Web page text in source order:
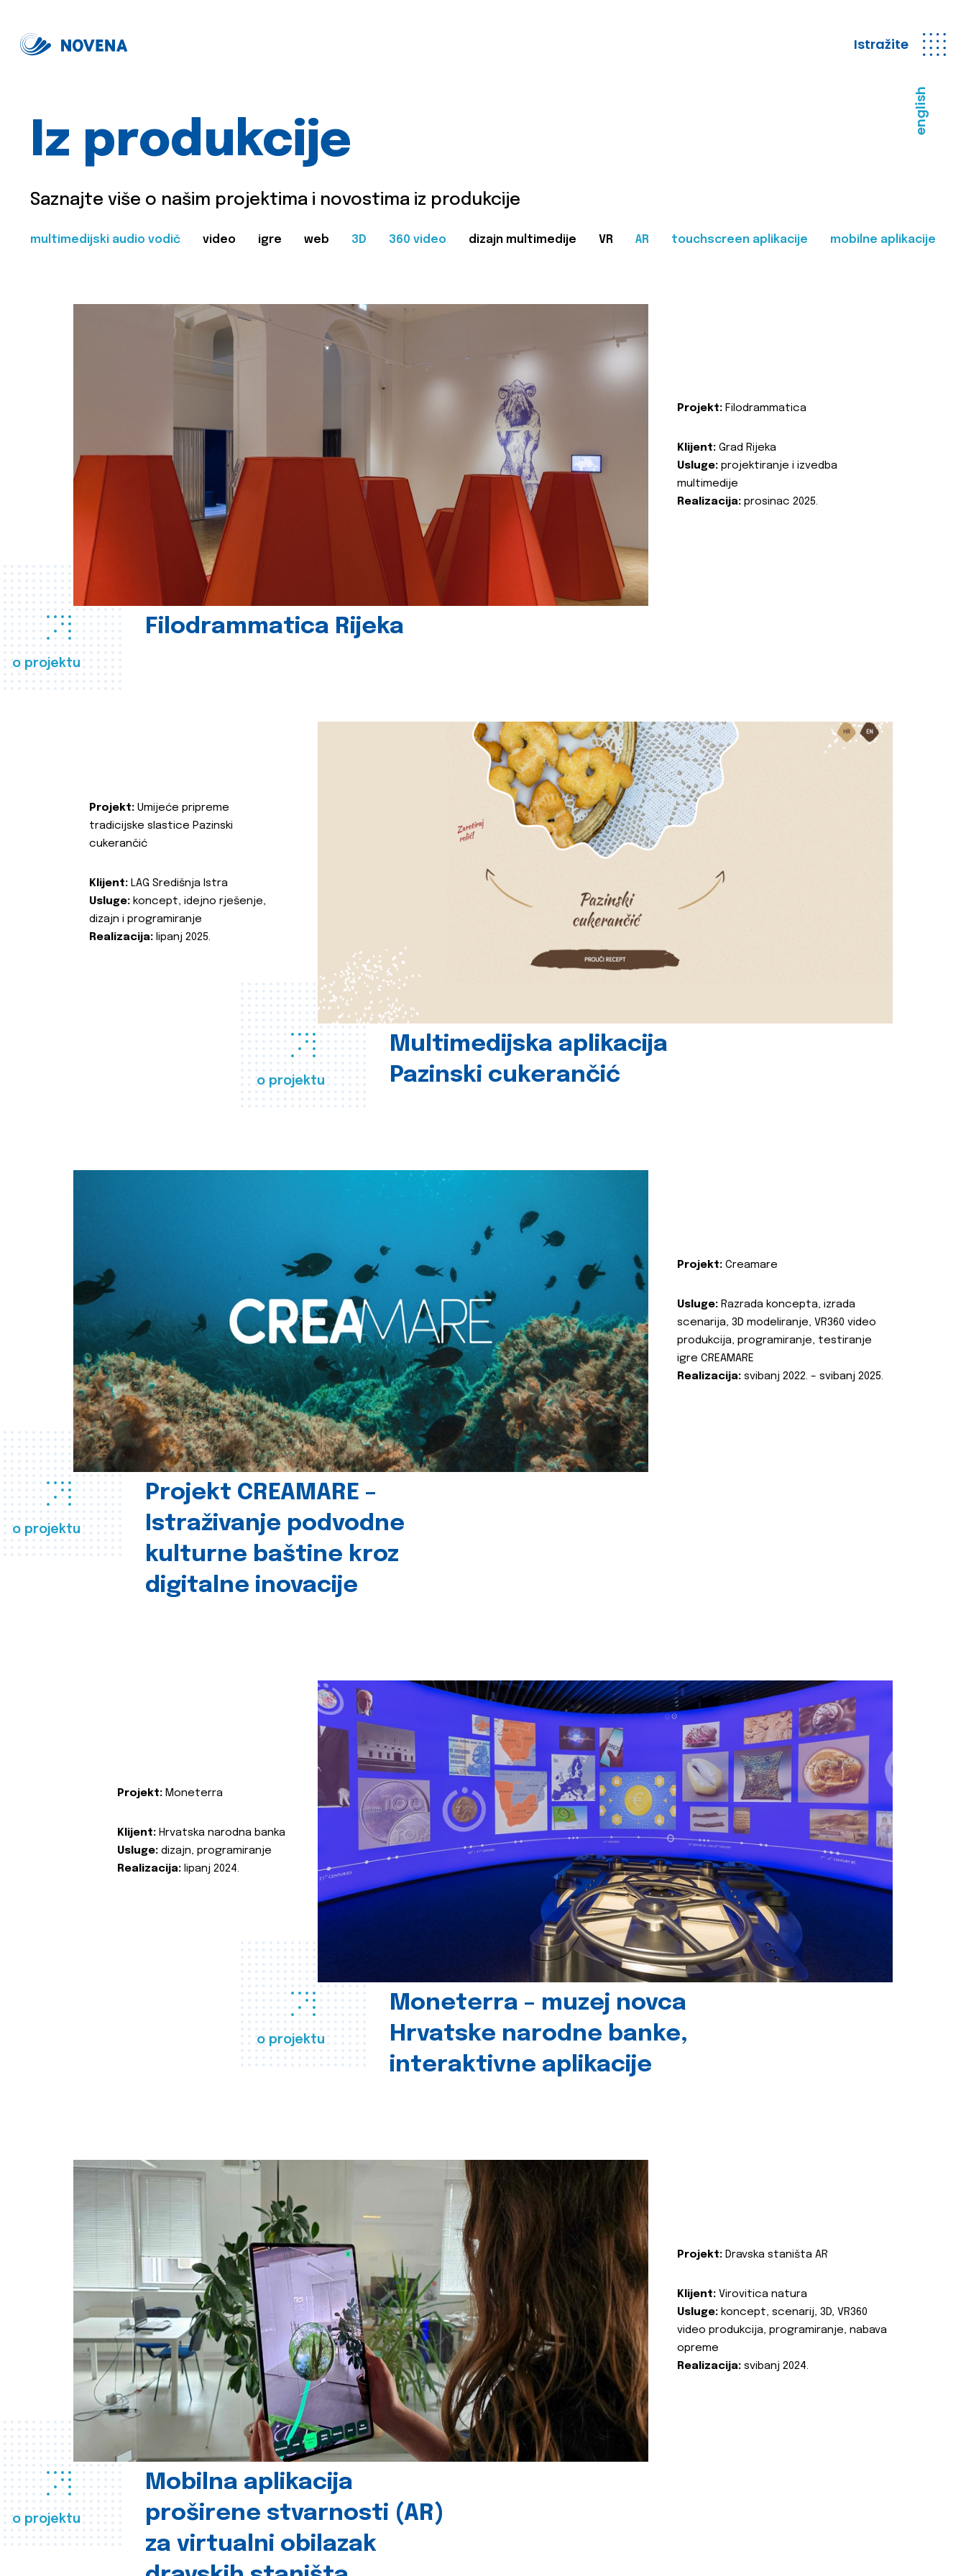
Istražite
english
Iz produkcije
Saznajte više o našim projektima i novostima iz produkcije
multimedijski audio vodič video igre web 3D 360 video dizajn multimedije VR AR touchscreen aplikacije mobilne aplikacije
o projektu
Filodrammatica Rijeka
Projekt: Filodrammatica
Klijent: Grad Rijeka
Usluge: projektiranje i izvedba
multimedije
Realizacija: prosinac 2025.
o projektu
Multimedijska aplikacija
Pazinski cukerančić
Projekt: Umijeće pripreme
tradicijske slastice Pazinski
cukerančić
Klijent: LAG Središnja Istra
Usluge: koncept, idejno rješenje,
dizajn i programiranje
Realizacija: lipanj 2025.
o projektu
Projekt CREAMARE –
Istraživanje podvodne
kulturne baštine kroz
digitalne inovacije
Projekt: Creamare
Usluge: Razrada koncepta, izrada
scenarija, 3D modeliranje, VR360 video
produkcija, programiranje, testiranje
igre CREAMARE
Realizacija: svibanj 2022. – svibanj 2025.
o projektu
Moneterra – muzej novca
Hrvatske narodne banke,
interaktivne aplikacije
Projekt: Moneterra
Klijent: Hrvatska narodna banka
Usluge: dizajn, programiranje
Realizacija: lipanj 2024.
o projektu
Mobilna aplikacija
proširene stvarnosti (AR)
za virtualni obilazak
Projekt: Dravska staništa AR
Klijent: Virovitica natura
Usluge: koncept, scenarij, 3D, VR360
video produkcija, programiranje, nabava
opreme
Realizacija: svibanj 2024.